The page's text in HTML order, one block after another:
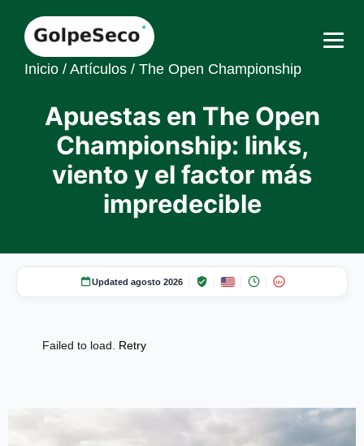
Inicio / Artículos / The Open Championship
Apuestas en The Open
Championship: links,
viento y el factor más
impredecible
Updated agosto 2026 18+
Failed to load. Retry